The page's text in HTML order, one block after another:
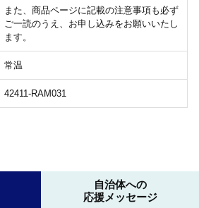
また、商品ページに記載の注意事項も必ず
ご一読のうえ、お申し込みをお願いいたし
ます。
常温
42411-RAM031
自治体への
応援メッセージ